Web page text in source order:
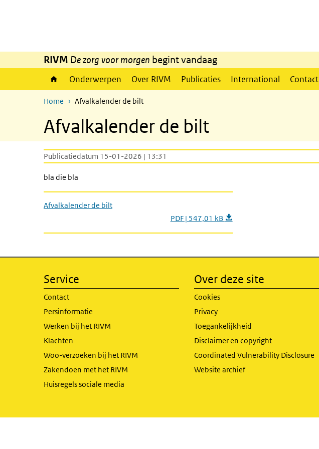
RIVM De zorg voor morgen begint vandaag
Onderwerpen Over RIVM Publicaties International Contact
Home Afvalkalender de bilt
Afvalkalender de bilt
Publicatiedatum 15-01-2026 | 13:31
bla die bla
Afvalkalender de bilt
PDF | 547,01 kB
Service
Contact
Persinformatie
Werken bij het RIVM
Klachten
Woo-verzoeken bij het RIVM
Zakendoen met het RIVM
Huisregels sociale media
Over deze site
Cookies
Privacy
Toegankelijkheid
Disclaimer en copyright
Coordinated Vulnerability Disclosure
Website archief